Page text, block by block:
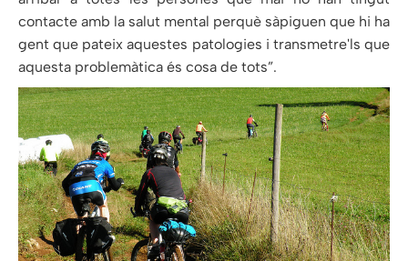
contacte amb la salut mental perquè sàpiguen que hi ha
gent que pateix aquestes patologies i transmetre'ls que
aquesta problemàtica és cosa de tots”.